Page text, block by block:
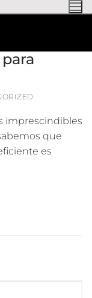
imprescindibles
que
es